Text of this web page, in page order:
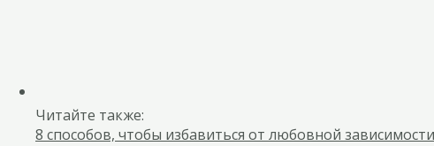
Читайте также:
8 способов, чтобы избавиться от любовной